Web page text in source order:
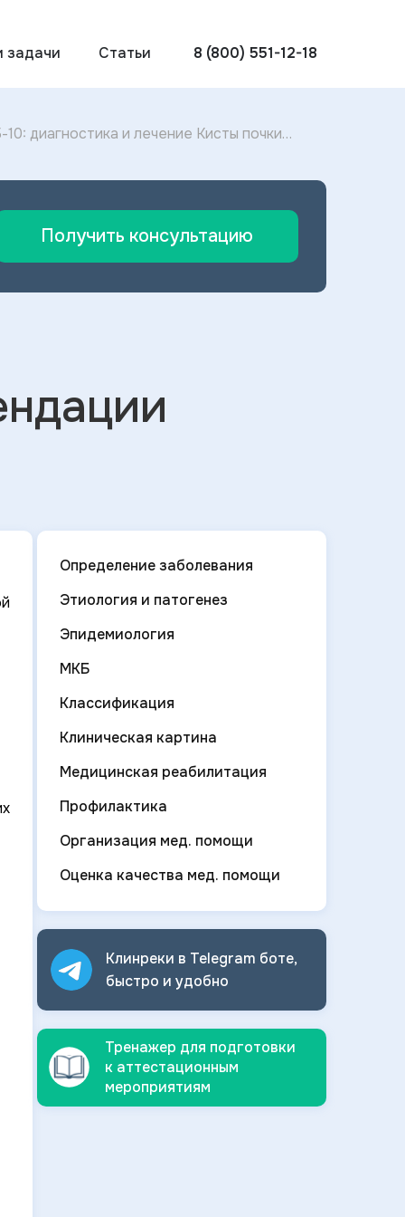
задачи Статьи 8 (800) 551-12-18
диагностика и лечение Кисты почки
Получить консультацию
Определение заболевания
Этиология и патогенез
Эпидемиология
МКБ
Классификация
Клиническая картина
Медицинская реабилитация
Профилактика
Организация мед. помощи
Оценка качества мед. помощи
Клинреки в Telegram боте,
быстро и удобно
Тренажер для подготовки
к аттестационным
мероприятиям